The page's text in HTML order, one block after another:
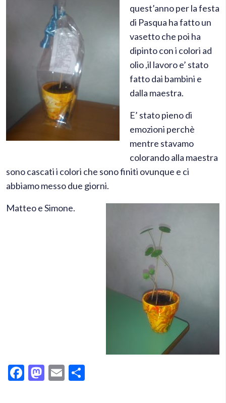
quest’anno per la festa
di Pasqua ha fatto un
vasetto che poi ha
dipinto con i colori ad
olio ,il lavoro e’ stato
fatto dai bambini e
dalla maestra.
E’ stato pieno di
emozioni perchè
mentre stavamo
colorando alla maestra
sono cascati i colori che sono finiti ovunque e ci
abbiamo messo due giorni.
Matteo e Simone.
Facebook
Mastodon
Email